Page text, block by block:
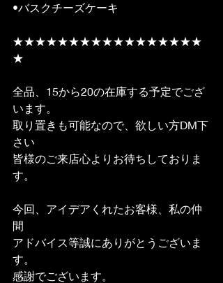
•バスクチーズケーキ
★★★★★★★★★★★★★★★★★
★
全品、15から20の在庫する予定でござ
います。
取り置きも可能なので、欲しい方DM下
さい
皆様のご来店心よりお待ちしておりま
す。
今回、アイデアくれたお客様、私の仲
間
アドバイス等誠にありがとうございま
す。
感謝でございます。